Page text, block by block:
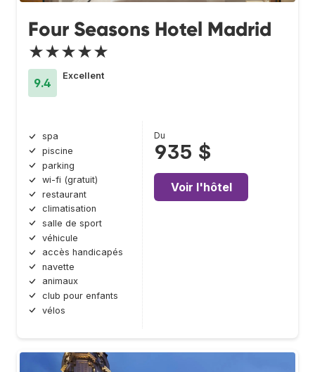
Four Seasons Hotel Madrid
★★★★★
9.4
Excellent
spa
piscine
parking
wi-fi (gratuit)
restaurant
climatisation
salle de sport
véhicule
accès handicapés
navette
animaux
club pour enfants
vélos
Du
935 $
Voir l'hôtel